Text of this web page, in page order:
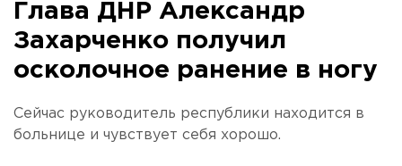
Глава ДНР Александр
Захарченко получил
осколочное ранение в ногу
Сейчас руководитель республики находится в
больнице и чувствует себя хорошо.